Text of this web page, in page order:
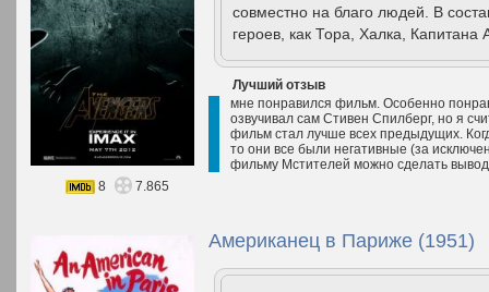
совместно на благо людей. В
героев, как Тора, Халка,
Лучший отзыв
мне понравился фильм. Особенно
озвучивал сам Стивен Спилберг, но я
фильм стал лучше всех предыдущих.
то они все были негативные (за
фильму Мстителей можно сделать
8
7.865
Американец в Париже (1951)